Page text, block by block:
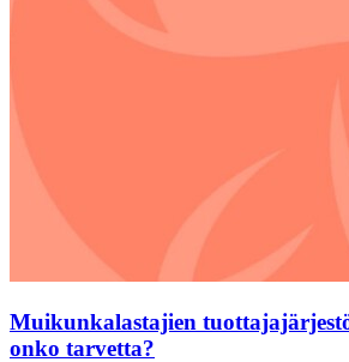
Muikunkalastajien
onko tarvetta?